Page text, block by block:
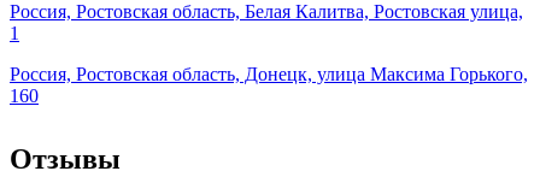
Россия, Ростовская область, Белая Калитва, Ростовская улица,
1
Россия, Ростовская область, Донецк, улица Максима Горького,
160
Отзывы